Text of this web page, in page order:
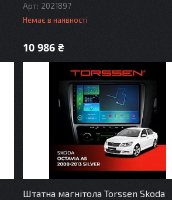
2021897
Немає в наявності
10 986 ₴
Штатна магнітола Torssen Skoda